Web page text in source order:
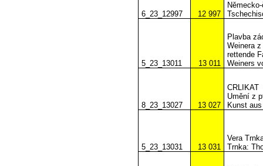
6_23_12997 12 997
5_23_13011 13 011
Plavba
Weinera
rettende
Weiners
8_23_13027 13 027
CRLIKAT
Umění z
Kunst
5_23_13031 13 031
Vera
Trnka: